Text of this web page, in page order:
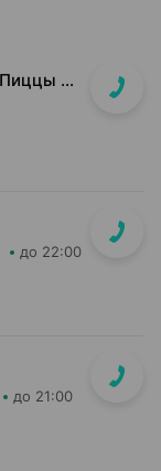
ул. Маяковского, д. 10, пом. 13 (возле Пиццы Мании)
до 22:00
до 21:00